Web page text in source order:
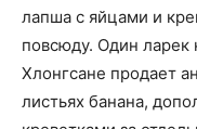
лапша с яйцами и
повсюду. Один ларек
Хлонгсане продает
листьях банана,